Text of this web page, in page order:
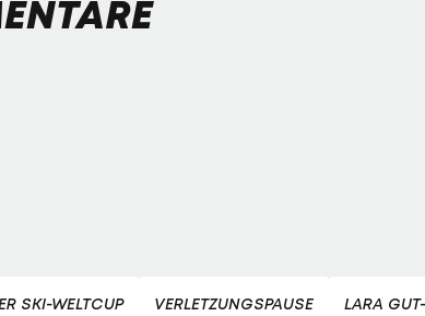
SKI-WELTCUP VERLETZUNGSPAUSE LARA